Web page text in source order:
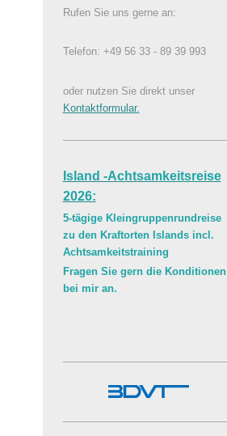
Rufen Sie uns gerne an:
Telefon: +49 56 33 - 89 39 993
oder nutzen Sie direkt unser
Kontaktformular.
Island -Achtsamkeitsreise
2026:
5-tägige Kleingruppenrundreise
zu den Kraftorten Islands incl.
Achtsamkeitstraining
Fragen Sie gern die Konditionen
bei mir an.